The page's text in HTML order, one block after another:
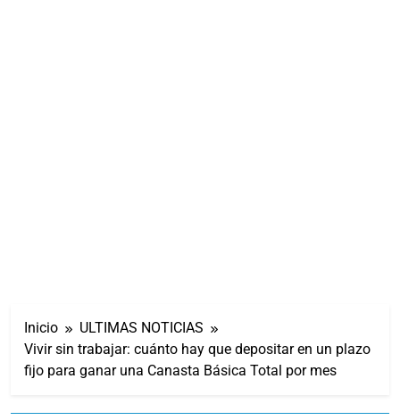
Inicio
ULTIMAS NOTICIAS
Vivir sin trabajar: cuánto hay que depositar en un plazo
fijo para ganar una Canasta Básica Total por mes